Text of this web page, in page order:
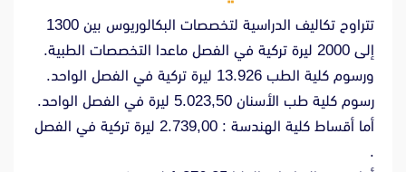
تتراوح تكاليف الدراسية لتخصصات البكالوريوس بين 1300
إلى 2000 ليرة تركية في الفصل
ماعدا التخصصات الطبية.
ورسوم كلية الطب 13.926 ليرة تركية في الفصل الواحد.
رسوم كلية طب الأسنان 5.023,50 ليرة في الفصل الواحد.
أما أقساط كلية الهندسة : 2.739,00 ليرة تركية في الفصل
.